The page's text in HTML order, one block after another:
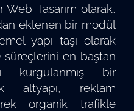
Tasarım olarak,
eklenen bir modül
yapı taşı olarak
en baştan
kurgulanmış bir
altyapı, reklam
organik trafikle